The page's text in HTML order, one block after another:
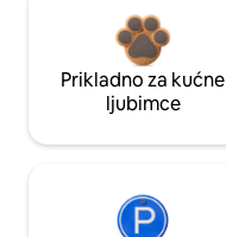
Prikladno za kućne
ljubimce